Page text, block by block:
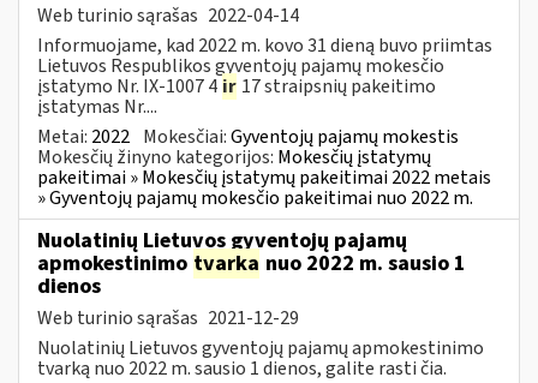
Web turinio sąrašas 2022-04-14
Informuojame, kad 2022 m. kovo 31 dieną buvo priimtas
Lietuvos Respublikos gyventojų pajamų mokesčio
įstatymo Nr. IX-1007 4 ir 17 straipsnių pakeitimo
įstatymas Nr....
Metai: 2022 Mokesčiai:Gyventojų pajamų mokestis
Mokesčių žinyno kategorijos: Mokesčių įstatymų
pakeitimai » Mokesčių įstatymų pakeitimai 2022 metais
» Gyventojų pajamų mokesčio pakeitimai nuo 2022 m.
Nuolatinių Lietuvos gyventojų pajamų
apmokestinimo tvarka nuo 2022 m. sausio 1
dienos
Web turinio sąrašas 2021-12-29
Nuolatinių Lietuvos gyventojų pajamų apmokestinimo
tvarką nuo 2022 m. sausio 1 dienos, galite rasti čia.